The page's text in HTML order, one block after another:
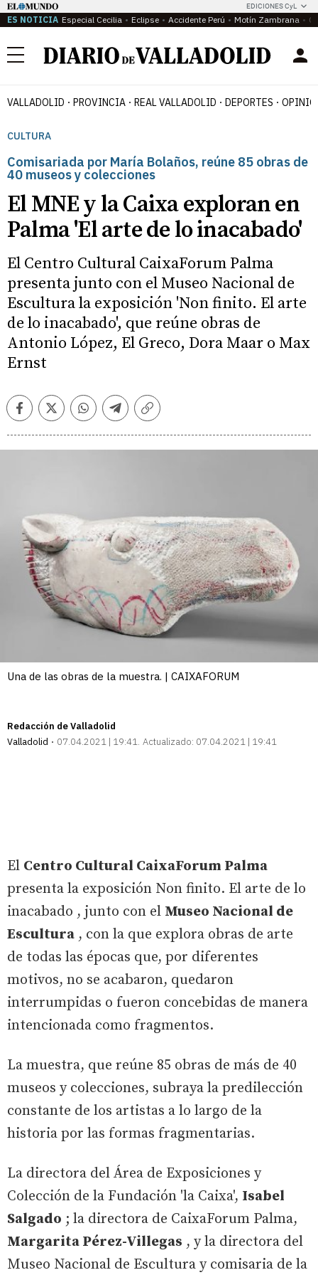
EDICIONES CyL
ES NOTICIA Especial Cecilia Eclipse Accidente Perú Motín Zambrana
Menú
VALLADOLID PROVINCIA REAL VALLADOLID DEPORTES
CULTURA
Comisariada por María Bolaños, reúne 85 obras de
40 museos y colecciones
El MNE y la Caixa exploran en
Palma 'El arte de lo inacabado'
El Centro Cultural CaixaForum Palma
presenta junto con el Museo Nacional de
Escultura la exposición 'Non finito. El arte
de lo inacabado', que reúne obras de
Antonio López, El Greco, Dora Maar o Max
Ernst
FacebookTwitterWhatsappTelegramCopiar
Una de las obras de la muestra. | CAIXAFORUM
Redacción de Valladolid
Valladolid
07.04.2021 | 19:41 Actualizado: 07.04.2021 | 19:41
El Centro Cultural CaixaForum Palma
presenta la exposición Non finito. El arte de lo
inacabado , junto con el Museo Nacional de
Escultura , con la que explora obras de arte
de todas las épocas que, por diferentes
motivos, no se acabaron, quedaron
interrumpidas o fueron concebidas de manera
intencionada como fragmentos.
La muestra, que reúne 85 obras de más de 40
museos y colecciones, subraya la predilección
constante de los artistas a lo largo de la
historia por las formas fragmentarias.
La directora del Área de Exposiciones y
Colección de la Fundación 'la Caixa', Isabel
Salgado ; la directora de CaixaForum Palma,
Margarita Pérez-Villegas , y la directora del
Museo Nacional de Escultura y comisaria de la